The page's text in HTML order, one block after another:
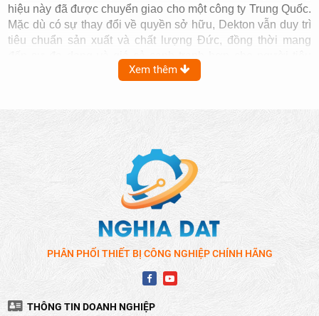
hiệu này đã được chuyển giao cho một công ty Trung Quốc.
Mặc dù có sự thay đổi về quyền sở hữu, Dekton vẫn duy trì
tiêu chuẩn sản xuất và chất lượng Đức, đồng thời mang
hiệu Dekton, mang đến giải pháp bào gỗ tối ưu cho cả
nhỏ gọn, công suất mạnh mẽ và khả năng hoạt động bền bỉ,
máy bào
Dekton đáp ứng đa dạng nhu cầu gia công gỗ, từ
bào nhẵn bề mặt, tạo phẳng cạnh đến xử lý các chi tiết gỗ
Xem thêm
PHÂN PHỐI THIẾT BỊ CÔNG NGHIỆP CHÍNH HÃNG
THÔNG TIN DOANH NGHIỆP